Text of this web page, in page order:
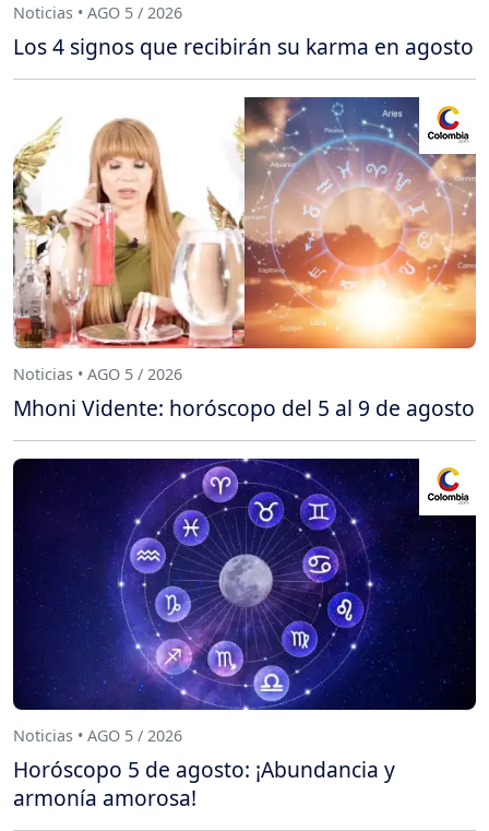
Noticias • AGO 5 / 2026
Los 4 signos que recibirán su karma en agosto
Noticias • AGO 5 / 2026
Mhoni Vidente: horóscopo del 5 al 9 de agosto
Noticias • AGO 5 / 2026
Horóscopo 5 de agosto: ¡Abundancia y
armonía amorosa!